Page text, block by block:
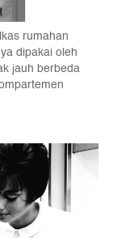
rumahan
dipakai oleh
jauh berbeda